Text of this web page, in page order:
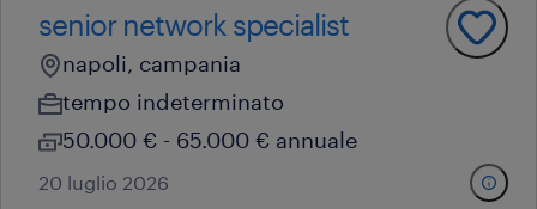
senior network specialist
napoli, campania
tempo indeterminato
50.000 € - 65.000 € annuale
20 luglio 2026